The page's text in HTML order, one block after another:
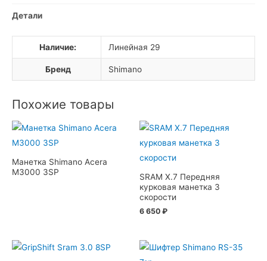
Детали
Наличие: Линейная 29
Бренд Shimano
Похожие товары
Манетка Shimano Acera
M3000 3SP
SRAM X.7 Передняя
курковая манетка 3
скорости
6 650 ₽